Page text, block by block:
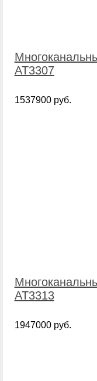
AT3307
1537900 руб.
AT3313
1947000 руб.